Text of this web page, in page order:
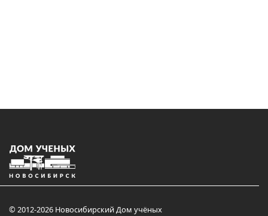
© 2012-2026 Новосибирский Дом учёных